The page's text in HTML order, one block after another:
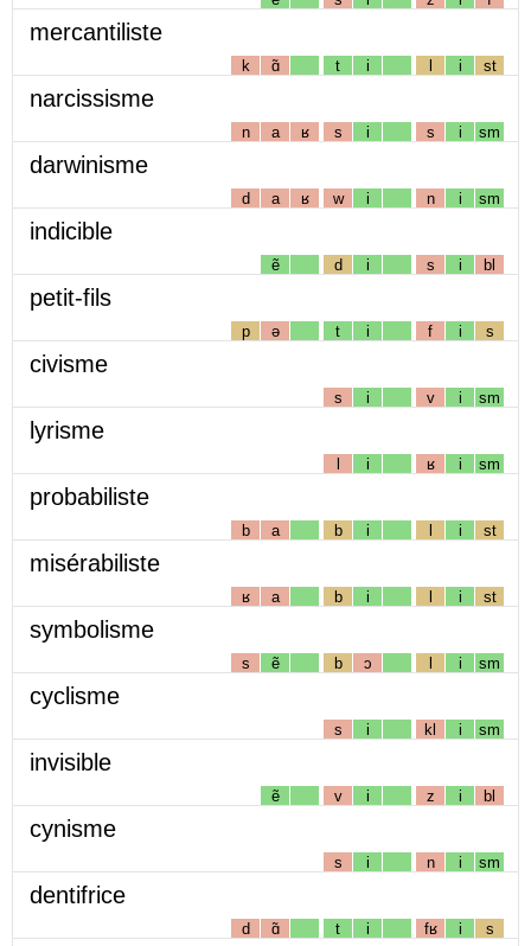
mercantiliste
k ɑ̃ t i l i st
narcissisme
n a ʁ s i s i sm
darwinisme
d a ʁ w i n i sm
indicible
ẽ d i s i bl
petit-fils
p ə t i f i s
civisme
s i v i sm
lyrisme
l i ʁ i sm
probabiliste
b a b i l i st
misérabiliste
ʁ a b i l i st
symbolisme
s ẽ b ɔ l i sm
cyclisme
s i kl i sm
invisible
ẽ v i z i bl
cynisme
s i n i sm
dentifrice
d ɑ̃ t i fʁ i s